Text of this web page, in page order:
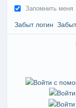
Запомнить меня
Забыт логин